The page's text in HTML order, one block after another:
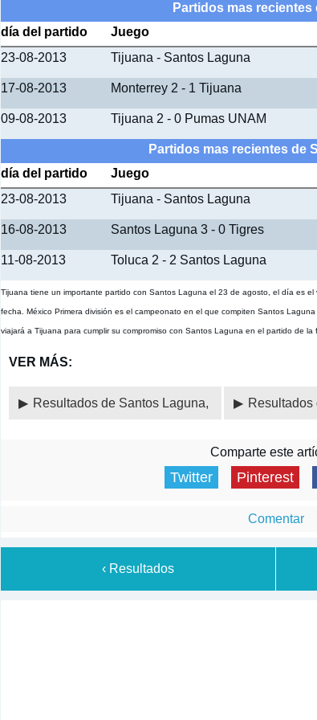
Partidos mas recientes
día del partido
Juego
23-08-2013
Tijuana - Santos Laguna
17-08-2013 Monterrey 2 - 1 Tijuana
09-08-2013 Tijuana 2 - 0 Pumas UNAM
Partidos mas recientes de
día del partido
Juego
23-08-2013
Tijuana - Santos Laguna
16-08-2013 Santos Laguna 3 - 0 Tigres
11-08-2013 Toluca 2 - 2 Santos Laguna
Tijuana tiene un importante partido con Santos Laguna el 23 de agosto, el día es
fecha. México Primera división es el campeonato en el que compiten Santos
viajará a Tijuana para cumplir su compromiso con Santos Laguna en el partido de
VER MÁS:
Resultados de Santos Laguna, Resultados
Comparte este
Twitter Pinterest
Comentar
‹ Resultados